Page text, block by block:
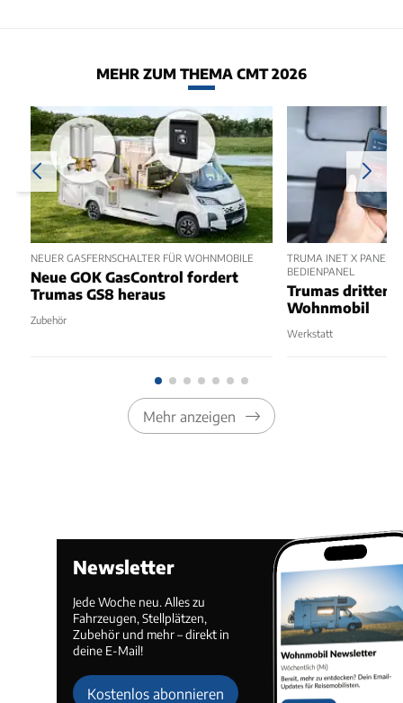
MEHR ZUM THEMA CMT 2026
NEUER GASFERNSCHALTER FÜR WOHNMOBILE
Neue GOK GasControl fordert
Trumas GS8 heraus
Zubehör
TRUMA INET X PANEL 2
BEDIENPANEL
Trumas dritter
Wohnmobil
Werkstatt
Mehr anzeigen
Newsletter
Jede Woche neu. Alles zu
Fahrzeugen, Stellplätzen,
Zubehör und mehr – direkt in
deine E-Mail!
Kostenlos abonnieren